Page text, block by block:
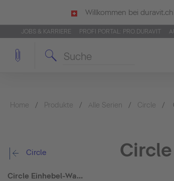
Willkommen bei
JOBS & KARRIERE PROFI PORTAL: PRO.DURAVIT
Home Produkte Alle Serien Circle
Circle
Circle Einhebel-Waschtischmischer S